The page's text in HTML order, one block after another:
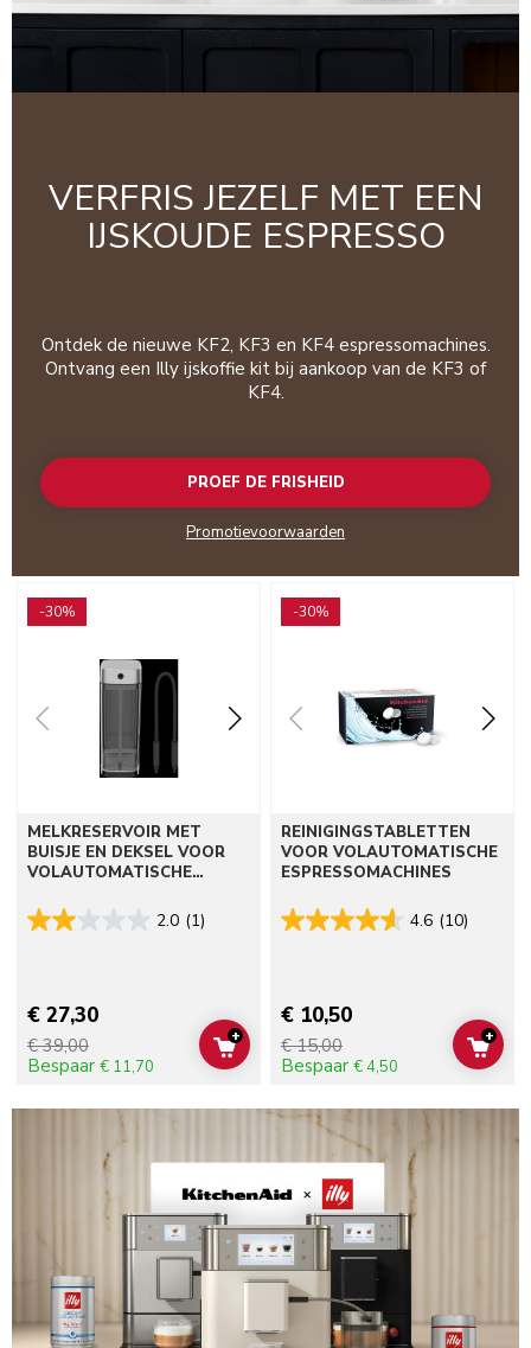
VERFRIS JEZELF MET EEN
IJSKOUDE ESPRESSO
Ontdek de nieuwe KF2, KF3 en KF4 espressomachines.
Ontvang een Illy ijskoffie kit bij aankoop van de KF3 of
KF4.
PROEF DE FRISHEID
Promotievoorwaarden
-30%
MELKRESERVOIR MET
BUISJE EN DEKSEL VOOR
VOLAUTOMATISCHE
2.0 (1)
€ 27,30
€ 39,00
Bespaar € 11,70
ADD TO CART
+
-30%
REINIGINGSTABLETTEN
VOOR VOLAUTOMATISCHE
ESPRESSOMACHINES
4.6 (10)
€ 10,50
€ 15,00
Bespaar € 4,50
ADD
+